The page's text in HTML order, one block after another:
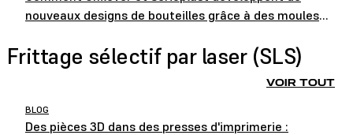
nouveaux designs de bouteilles grâce à des moules
Frittage sélectif par laser (SLS)
VOIR TOUT
BLOG
Des pièces 3D dans des presses d'imprimerie :